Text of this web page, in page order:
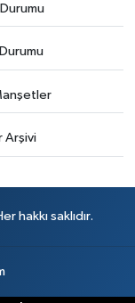
Arşivi
hakkı saklıdır.